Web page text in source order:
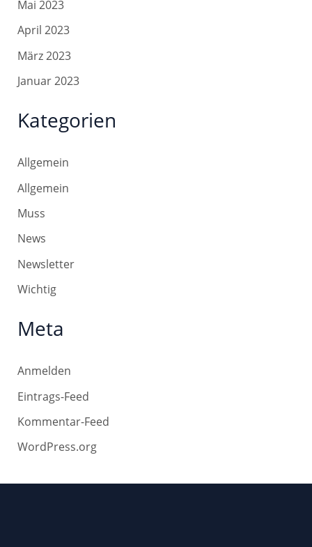
Mai 2023
April 2023
März 2023
Januar 2023
Kategorien
Allgemein
Allgemein
Muss
News
Newsletter
Wichtig
Meta
Anmelden
Eintrags-Feed
Kommentar-Feed
WordPress.org